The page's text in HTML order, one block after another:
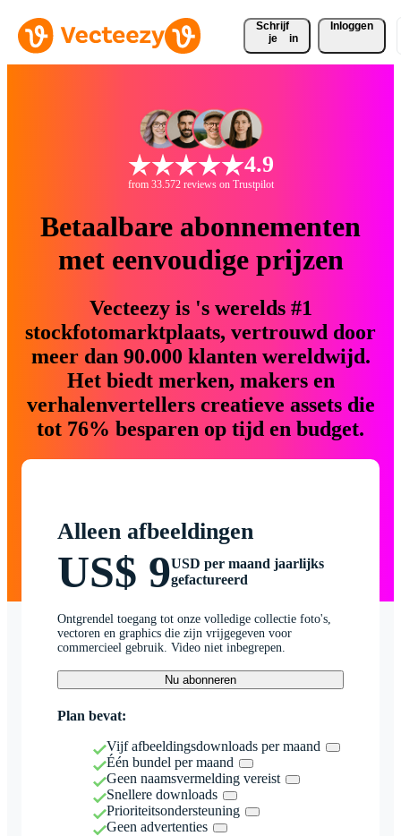
Schrijf
je
in
Inloggen
4.9
from 33.572 reviews on Trustpilot
Betaalbare abonnementen
met eenvoudige prijzen
Vecteezy is 's werelds #1
stockfotomarktplaats, vertrouwd door
meer dan 90.000 klanten wereldwijd.
Het biedt merken, makers en
verhalenvertellers creatieve assets die
tot 76% besparen op tijd en budget.
Alleen afbeeldingen
US$ 9USD per maand jaarlijks
gefactureerd
Ontgrendel toegang tot onze volledige collectie foto's,
vectoren en graphics die zijn vrijgegeven voor
commercieel gebruik. Video niet inbegrepen.
Nu abonneren
Plan bevat:
Vijf afbeeldingsdownloads per maand
Één bundel per maand
Geen naamsvermelding vereist
Snellere downloads
Prioriteitsondersteuning
Geen advertenties